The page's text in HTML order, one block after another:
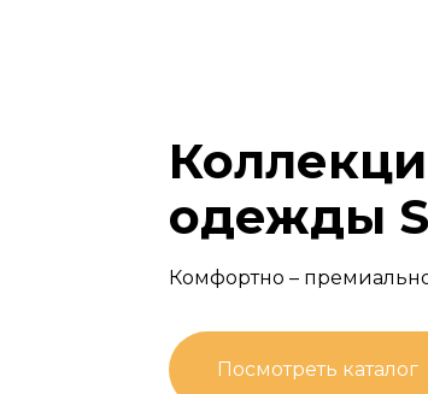
одежды
Комфортно –
Посмотреть каталог